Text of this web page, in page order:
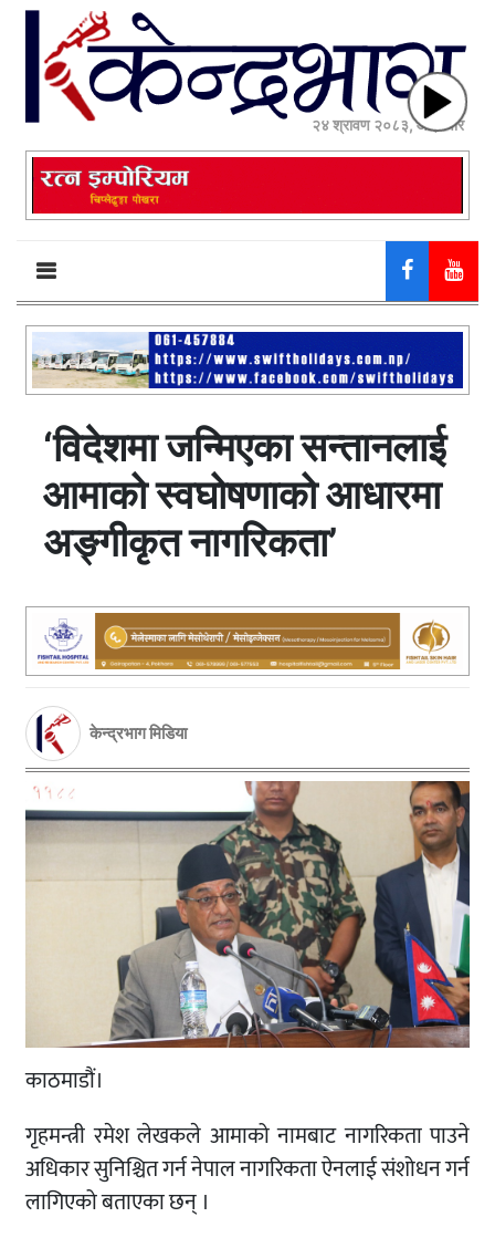
२४ श्रावण २०८३, आईतवार
‘विदेशमा जन्मिएका सन्तानलाई
आमाको स्वघोषणाको आधारमा
अङ्गीकृत नागरिकता’
केन्द्रभाग मिडिया
काठमाडौं।
गृहमन्त्री रमेश लेखकले आमाको नामबाट नागरिकता पाउने
अधिकार सुनिश्चित गर्न नेपाल नागरिकता ऐनलाई संशोधन गर्न
लागिएको बताएका छन् ।